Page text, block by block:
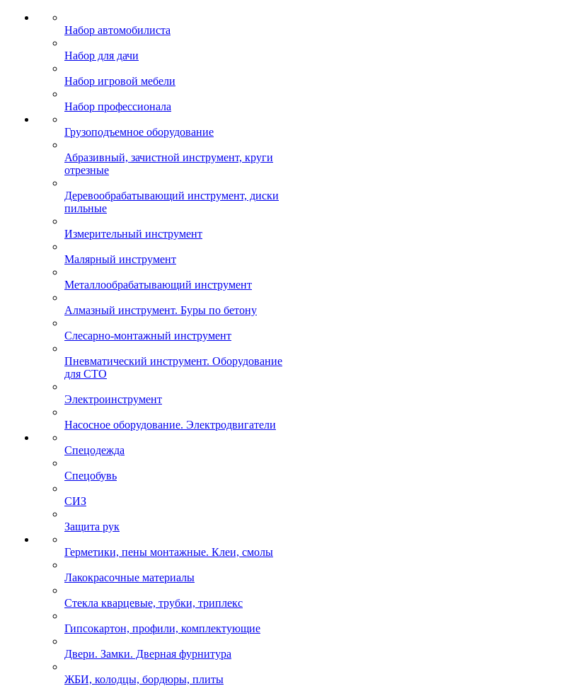
Набор автомобилиста
Набор для дачи
Набор игровой мебели
Набор профессионала
Грузоподъемное оборудование
Абразивный, зачистной инструмент, круги
отрезные
Деревообрабатывающий инструмент, диски
пильные
Измерительный инструмент
Малярный инструмент
Металлообрабатывающий инструмент
Алмазный инструмент. Буры по бетону
Слесарно-монтажный инструмент
Пневматический инструмент. Оборудование
для СТО
Электроинструмент
Насосное оборудование. Электродвигатели
Спецодежда
Спецобувь
СИЗ
Защита рук
Герметики, пены монтажные. Клеи, смолы
Лакокрасочные материалы
Стекла кварцевые, трубки, триплекс
Гипсокартон, профили, комплектующие
Двери. Замки. Дверная фурнитура
ЖБИ, колодцы, бордюры, плиты